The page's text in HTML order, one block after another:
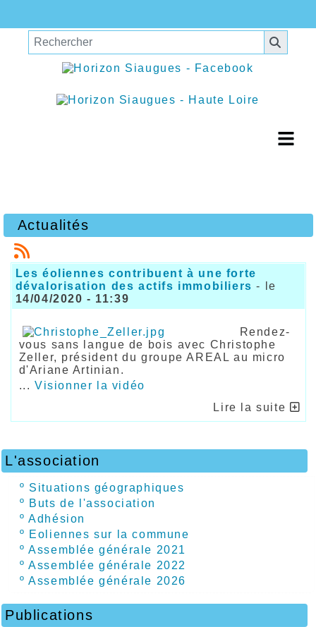
L'association
º Situations géographiques
º Buts de l'association
ºAdhésion
º Eoliennes sur la commune
ºAssemblée générale 2021
ºAssemblée générale 2022
ºAssemblée générale 2026
Publications
Actualités
Les éoliennes contribuent à une forte
dévalorisation des actifs immobiliers - le
14/04/2020 - 11:39
Rendez-
vous sans langue de bois avec Christophe
Zeller, président du groupe AREAL au micro
d'Ariane Artinian.
... Visionner la vidéo
Lire la suite